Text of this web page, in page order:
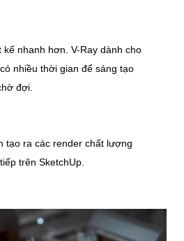
kế nhanh hơn. V-Ray dành cho
nhiều thời gian để sáng tạo
đợi.
tạo ra các render chất lượng
trên SketchUp.